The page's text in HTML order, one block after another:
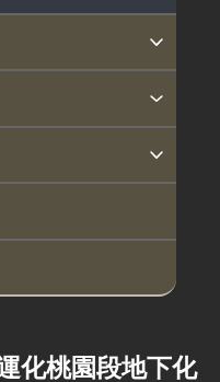
化桃園段地下化